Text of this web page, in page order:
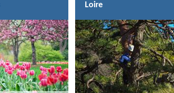
Loire